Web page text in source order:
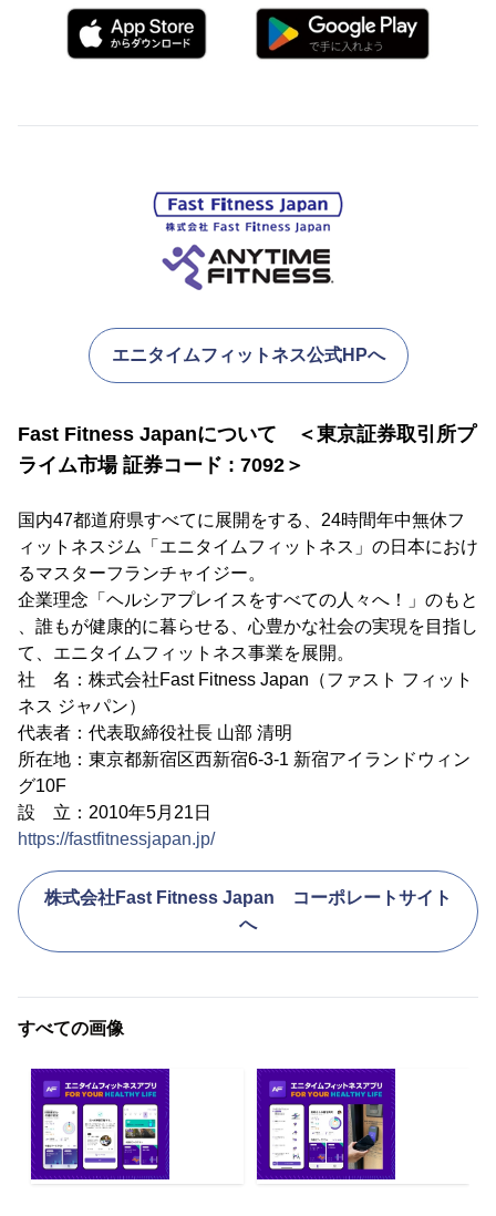
エニタイムフィットネス公式HPへ
Fast Fitness Japanについて ＜東京証券取引所プ
ライム市場 証券コード : 7092＞
国内47都道府県すべてに展開をする、24時間年中無休フ
ィットネスジム「エニタイムフィットネス」の日本におけ
るマスターフランチャイジー。
企業理念「ヘルシアプレイスをすべての人々へ！」のもと
、誰もが健康的に暮らせる、心豊かな社会の実現を目指し
て、エニタイムフィットネス事業を展開。
社 名：株式会社Fast Fitness Japan（ファスト フィット
ネス ジャパン）
代表者：代表取締役社長 山部 清明
所在地：東京都新宿区西新宿6-3-1 新宿アイランドウィン
グ10F
設 立：2010年5月21日
https://fastfitnessjapan.jp/
株式会社Fast Fitness Japan コーポレートサイト
へ
すべての画像